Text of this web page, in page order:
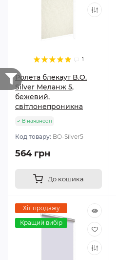
1
Ролета блекаут B.O.
Silver Меланж 5,
бежевий,
світлонепроникна
В наявності
Код товару: BО-Silver5
564 грн
До кошика
Хіт продажу
Кращий вибір